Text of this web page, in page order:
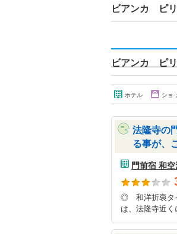
ビアンカ ピ
ビアンカ ピ
ホテル ショ
法隆寺の
る事が、
門前宿 和
◎ 和洋折衷タ
は、法隆寺近